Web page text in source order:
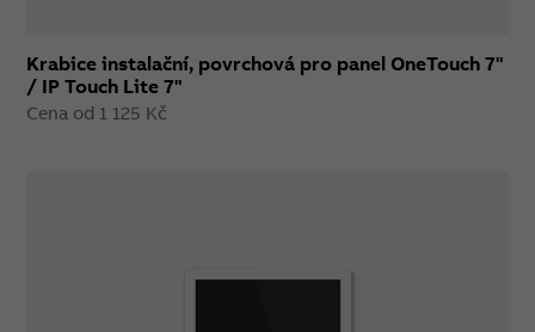
Krabice instalační, povrchová pro panel OneTouch 7"
/ IP Touch Lite 7"
Cena od 1 125 Kč